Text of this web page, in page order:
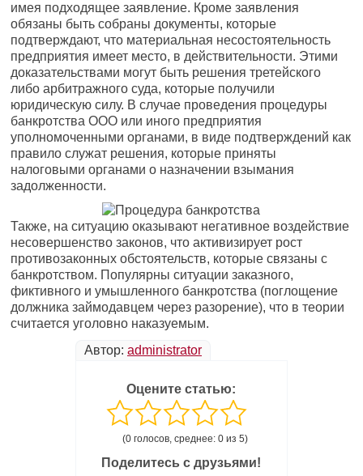
имея подходящее заявление. Кроме заявления
обязаны быть собраны документы, которые
подтверждают, что материальная несостоятельность
предприятия имеет место, в действительности. Этими
доказательствами могут быть решения третейского
либо арбитражного суда, которые получили
юридическую силу. В случае проведения процедуры
банкротства ООО или иного предприятия
уполномоченными органами, в виде подтверждений как
правило служат решения, которые приняты
налоговыми органами о назначении взымания
задолженности.
Также, на ситуацию оказывают негативное воздействие
несовершенство законов, что активизирует рост
противозаконных обстоятельств, которые связаны с
банкротством. Популярны ситуации заказного,
фиктивного и умышленного банкротства (поглощение
должника займодавцем через разорение), что в теории
считается уголовно наказуемым.
Автор: administrator
Оцените статью:
(0 голосов, среднее: 0 из 5)
Поделитесь с друзьями!